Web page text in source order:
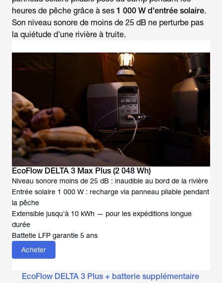
heures de pêche grâce à ses 1 000 W d'entrée solaire.
Son niveau sonore de moins de 25 dB ne perturbe pas
la quiétude d'une rivière à truite.
EcoFlow DELTA 3 Max Plus (2 048 Wh)
Niveau sonore moins de 25 dB : inaudible au bord de la rivière
Entrée solaire 1 000 W : recharge via panneau pliable pendant
la pêche
Extensible jusqu'à 10 kWh — pour les expéditions longue
durée
Battetie LFP garantie 5 ans
Acheter
EcoFlow DELTA 3 Plus + batterie supplémentaire